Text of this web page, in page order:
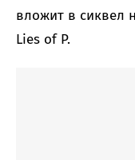
вложит в сиквел
Lies of P.